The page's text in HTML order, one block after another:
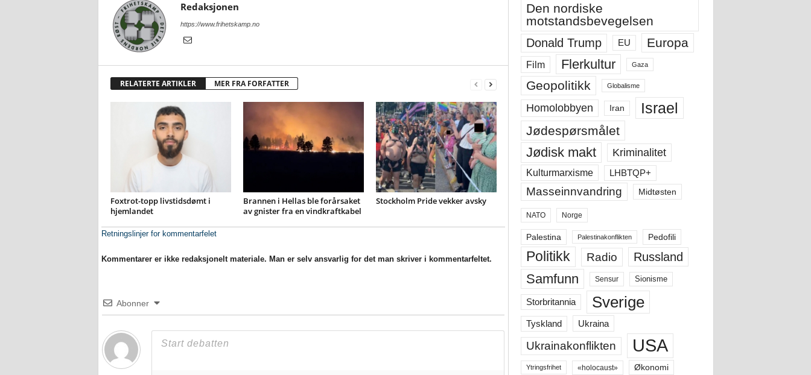
Redaksjonen
https://www.frihetskamp.no
RELATERTE ARTIKLER MER FRA FORFATTER
Foxtrot-topp livstidsdømt i
hjemlandet
Brannen i Hellas ble forårsaket
av gnister fra en vindkraftkabel
Stockholm Pride vekker avsky
Retningslinjer for kommentarfelet
Kommentarer er ikke redaksjonelt materiale. Man er selv ansvarlig for det man skriver i kommentarfeltet.
Abonner
Den nordiske
motstandsbevegelsen
Donald Trump EU Europa
Film Flerkultur Gaza
Geopolitikk Globalisme
Homolobbyen Iran Israel
Jødespørsmålet
Jødisk makt Kriminalitet
Kulturmarxisme LHBTQP+
Masseinnvandring Midtøsten
NATO Norge
Palestina Palestinakonflikten Pedofili
Politikk Radio Russland
Samfunn Sensur Sionisme
Storbritannia Sverige
Tyskland Ukraina
Ukrainakonflikten USA
Ytringsfrihet «holocaust» Økonomi